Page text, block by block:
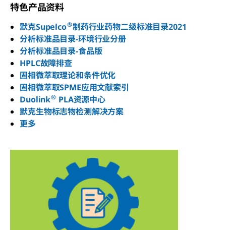
特色产品资料
默克Supelco®制药行业药物二级标准目录2021
分析标准品目录-环境行业分册
分析标准品目录-食品版
HPLC故障排查
固相微萃取理论和条件优化
固相微萃取SPME应用文献索引
Duolink® PLA资源中心
默克生物标志物检测解决方案
更多